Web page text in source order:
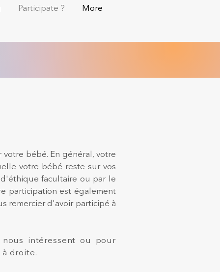
Participate ? More
bébé. En général, votre
votre bébé reste sur vos
facultaire ou par le
participation est également
remercier d'avoir participé à
intéressent ou pour
droite.